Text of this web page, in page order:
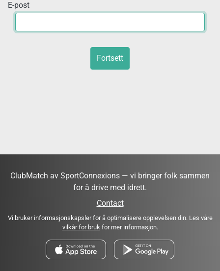
E-post
Fortsett
ClubMatch av SportConnexions — vi bringer folk sammen
for å drive med idrett.
Contact
Vi bruker informasjonskapsler for å optimalisere opplevelsen din. Les våre
vilkår for brukfor mer informasjon.